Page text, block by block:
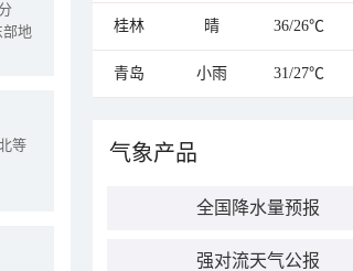
部地
等
桂林 晴 36/26℃
青岛 小雨 31/27℃
气象产品
全国降水量预报
强对流天气公报